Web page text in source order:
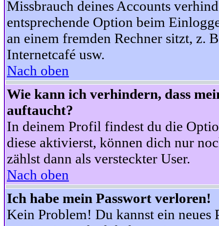
Missbrauch deines Accounts
entsprechende Option beim
an einem fremden Rechner sitzt, z.
Internetcafé usw.
Nach oben
Wie kann ich verhindern, dass
auftaucht?
In deinem Profil findest du die
diese aktivierst, können dich nur
zählst dann als versteckter User.
Nach oben
Ich habe mein Passwort verloren!
Kein Problem! Du kannst ein neues